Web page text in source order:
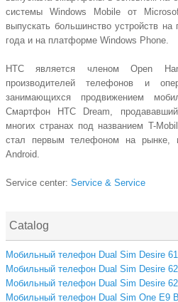
системы Windows Mobile от
выпускать большинство устройств
года и на платформе Windows Phone.
HTC является членом Open
производителей телефонов и
занимающихся продвижением
Смартфон HTC Dream,
многих странах под названием T-
стал первым телефоном на рынке,
Android.
Service center: Service & Service
Catalog
Мобильный телефон Dual Sim Desire
Мобильный телефон Dual Sim Desire
Мобильный телефон Dual Sim Desire
Мобильный телефон Dual Sim One E9